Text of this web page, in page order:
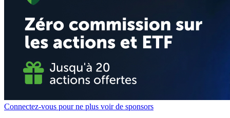
Connectez-vous pour ne plus voir de sponsors